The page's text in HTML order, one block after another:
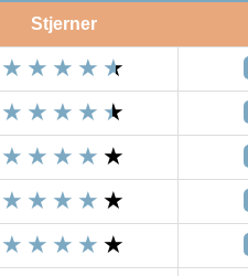
Stjerner